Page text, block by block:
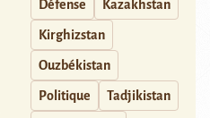
Défense Kazakhstan
Kirghizstan
Ouzbékistan
Politique Tadjikistan